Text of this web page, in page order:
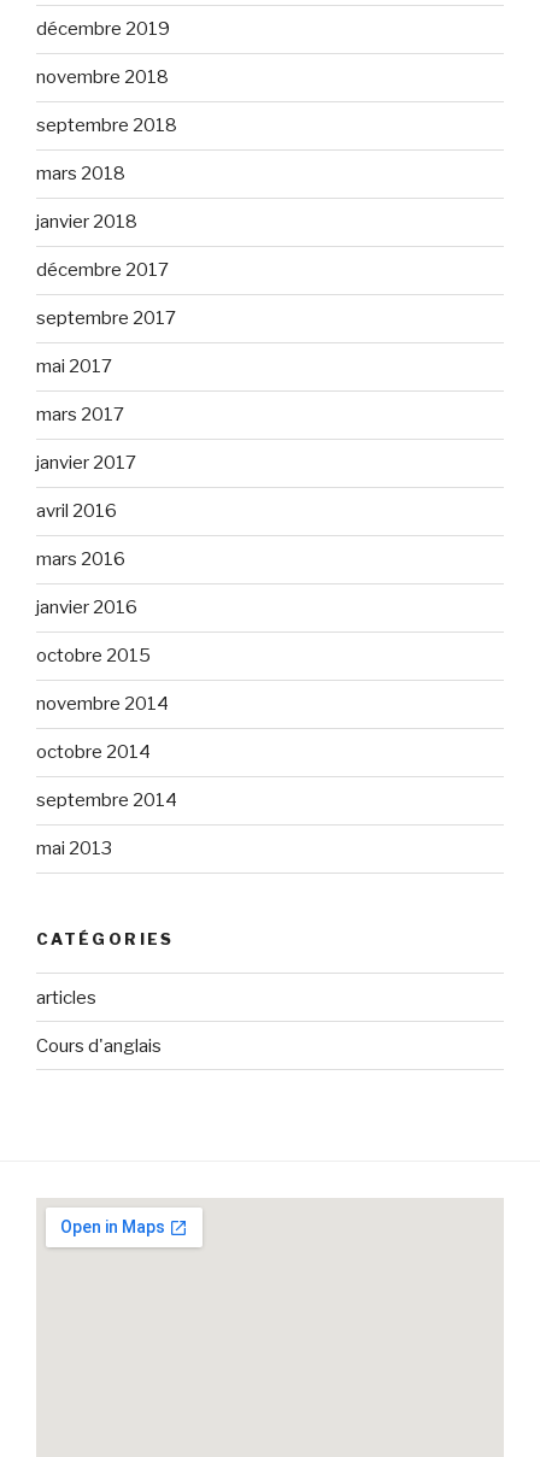
décembre 2019
novembre 2018
septembre 2018
mars 2018
janvier 2018
décembre 2017
septembre 2017
mai 2017
mars 2017
janvier 2017
avril 2016
mars 2016
janvier 2016
octobre 2015
novembre 2014
octobre 2014
septembre 2014
mai 2013
CATÉGORIES
articles
Cours d'anglais